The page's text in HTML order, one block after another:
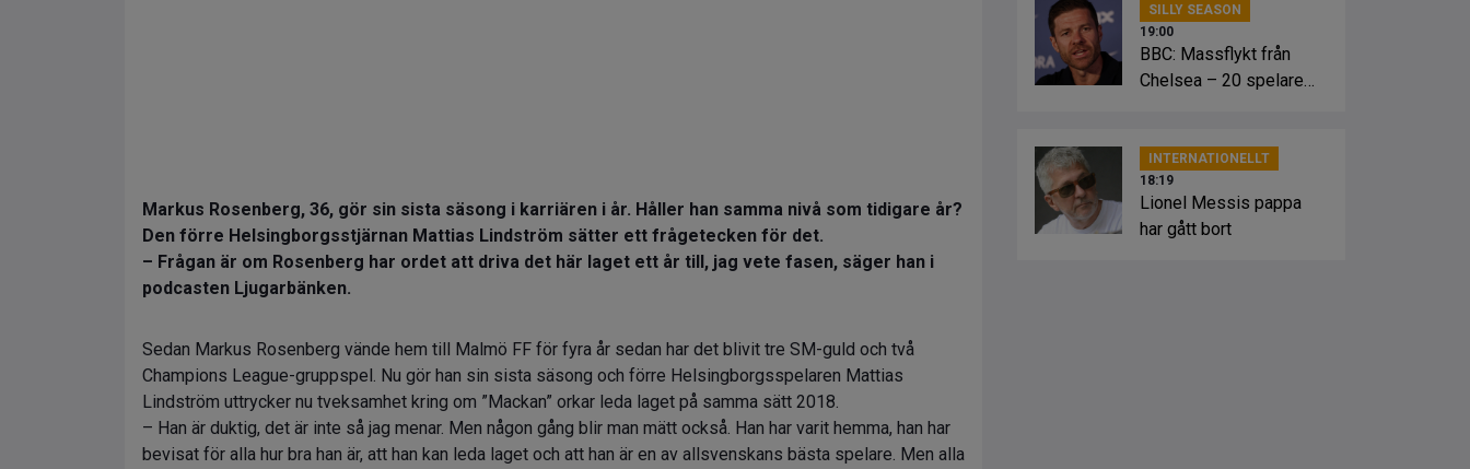
Markus Rosenberg, 36, gör sin sista säsong i karriären i år. Håller han samma nivå som tidigare år?
Den förre Helsingborgsstjärnan Mattias Lindström sätter ett frågetecken för det.
– Frågan är om Rosenberg har ordet att driva det här laget ett år till, jag vete fasen, säger han i
podcasten Ljugarbänken.
Sedan Markus Rosenberg vände hem till Malmö FF för fyra år sedan har det blivit tre SM-guld och två
Champions League-gruppspel. Nu gör han sin sista säsong och förre Helsingborgsspelaren Mattias
Lindström uttrycker nu tveksamhet kring om ”Mackan” orkar leda laget på samma sätt 2018.
– Han är duktig, det är inte så jag menar. Men någon gång blir man mätt också. Han har varit hemma, han har
bevisat för alla hur bra han är, att han kan leda laget och att han är en av allsvenskans bästa spelare. Men alla
SILLY SEASON
19:00
BBC: Massflykt från
Chelsea – 20 spelare
INTERNATIONELLT
18:19
Lionel Messis pappa
har gått bort